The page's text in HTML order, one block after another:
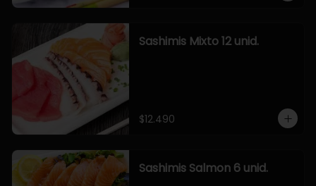
Sashimis Mixto 12 unid.
$12.490
Sashimis Salmon 6 unid.